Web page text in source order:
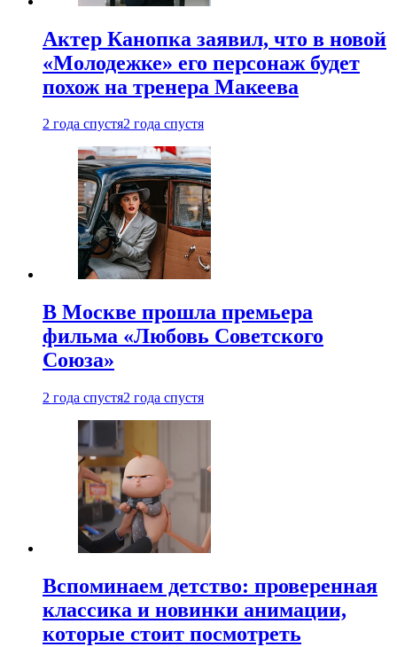
Актер Канопка заявил, что в новой
«Молодежке» его персонаж будет
похож на тренера Макеева
2 года спустя2 года спустя
В Москве прошла премьера
фильма «Любовь Советского
Союза»
2 года спустя2 года спустя
Вспоминаем детство: проверенная
классика и новинки анимации,
которые стоит посмотреть